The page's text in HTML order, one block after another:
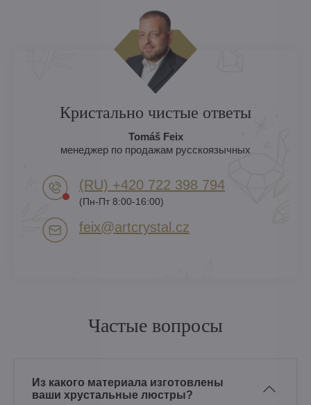
Кристально чистые ответы
Tomáš Feix
менеджер по продажам русскоязычных
(RU) +420 722 398 794​
(Пн-Пт 8:00-16:00)
feix​@artcrystal​.cz
Частые вопросы
Из какого материала изготовлены
ваши хрустальные люстры?